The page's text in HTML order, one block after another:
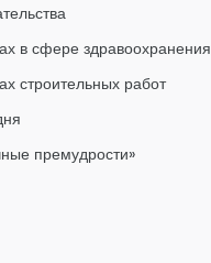
в сфере здравоохранения
строительных работ
премудрости»